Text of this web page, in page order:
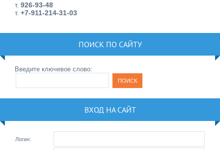
т. 926-93-48
т. +7-911-214-31-03
ПОИСК ПО САЙТУ
Введите ключевое слово:
ВХОД НА САЙТ
Логин: